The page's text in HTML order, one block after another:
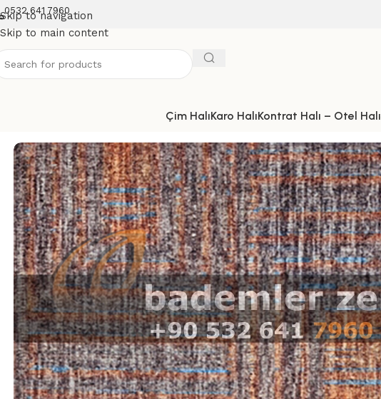
Skip to navigation
Skip to main content
0532 641 7960
Çim HalıKaro HalıKontrat Halı – Otel